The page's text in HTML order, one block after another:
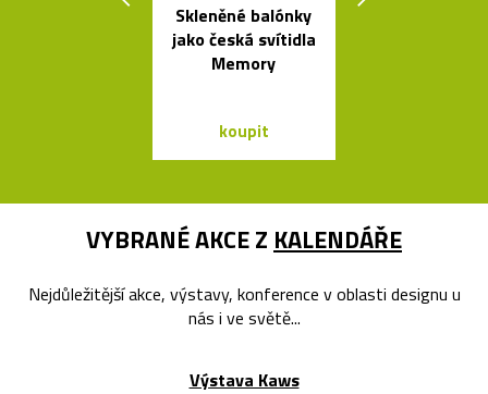
Skleněné balónky
jako česká svítidla
Memory
koupit
VYBRANÉ AKCE Z KALENDÁŘE
Nejdůležitější akce, výstavy, konference v oblasti designu u
nás i ve světě...
Výstava Kaws